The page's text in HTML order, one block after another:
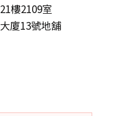
樓2109室
廈13號地舖